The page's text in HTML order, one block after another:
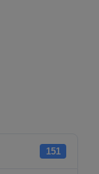
151